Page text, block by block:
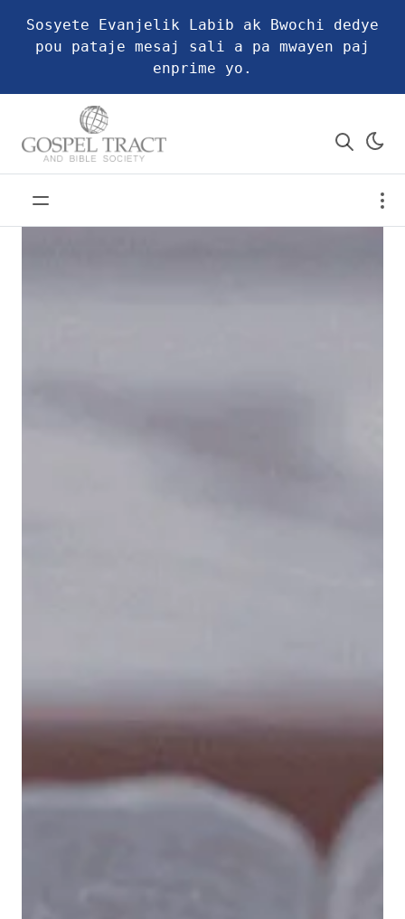
Sosyete Evanjelik Labib ak Bwochi dedye
pou pataje mesaj sali a pa mwayen paj
enprime yo.